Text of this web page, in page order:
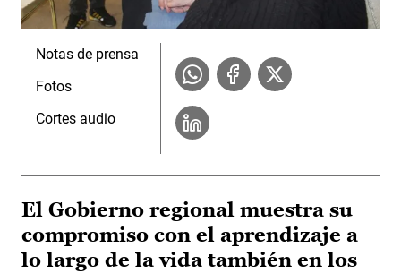
Notas de prensa
Fotos
Cortes audio
El Gobierno regional muestra su
compromiso con el aprendizaje a
lo largo de la vida también en los